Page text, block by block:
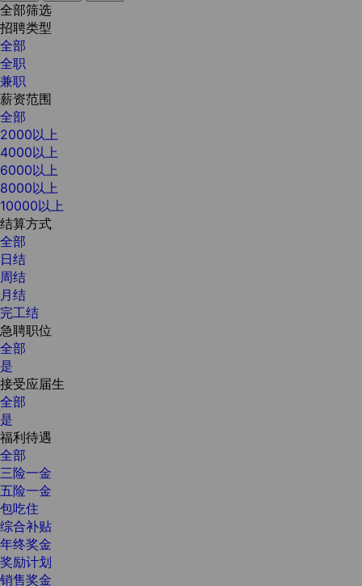
全部筛选
招聘类型
全部
全职
兼职
薪资范围
全部
2000以上
4000以上
6000以上
8000以上
10000以上
结算方式
全部
日结
周结
月结
完工结
急聘职位
全部
是
接受应届生
全部
是
福利待遇
全部
三险一金
五险一金
包吃住
综合补贴
年终奖金
奖励计划
销售奖金